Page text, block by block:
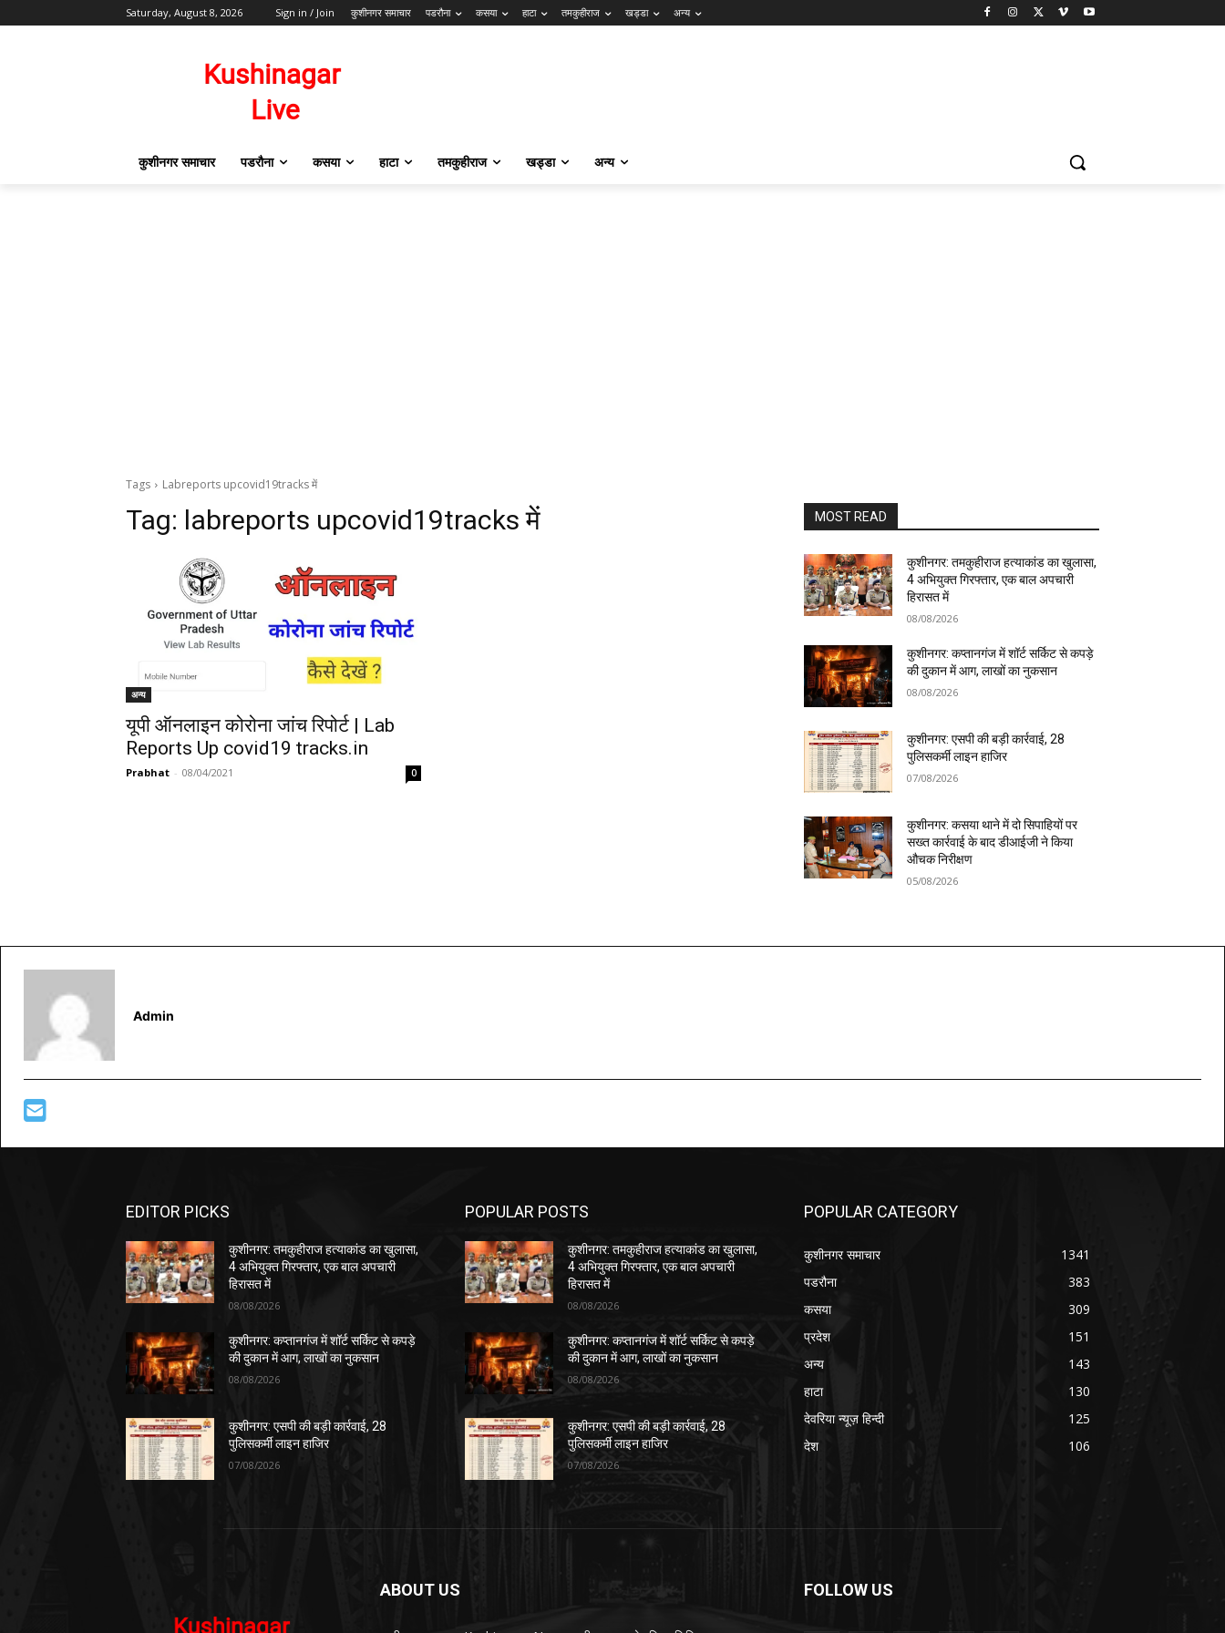
Saturday, August 8, 2026 Sign in / Join कुशीनगर समाचार पडरौना कसया हाटा तमकुहीराज खड्डा अन्य
कुशीनगर समाचार पडरौना कसया हाटा तमकुहीराज खड्डा अन्य
Tags Labreports upcovid19tracks में
Tag: labreports upcovid19tracks में
अन्य
यूपी ऑनलाइन कोरोना जांच रिपोर्ट | Lab
Reports Up covid19 tracks.in
Prabhat - 08/04/2021 0
MOST READ
कुशीनगर: तमकुहीराज हत्याकांड का खुलासा,
4 अभियुक्त गिरफ्तार, एक बाल अपचारी
हिरासत में
08/08/2026
कुशीनगर: कप्तानगंज में शॉर्ट सर्किट से कपड़े
की दुकान में आग, लाखों का नुकसान
08/08/2026
कुशीनगर: एसपी की बड़ी कार्रवाई, 28
पुलिसकर्मी लाइन हाजिर
07/08/2026
कुशीनगर: कसया थाने में दो सिपाहियों पर
सख्त कार्रवाई के बाद डीआईजी ने किया
औचक निरीक्षण
05/08/2026
Admin
EDITOR PICKS
कुशीनगर: तमकुहीराज हत्याकांड का खुलासा,
4 अभियुक्त गिरफ्तार, एक बाल अपचारी
हिरासत में
08/08/2026
कुशीनगर: कप्तानगंज में शॉर्ट सर्किट से कपड़े
की दुकान में आग, लाखों का नुकसान
08/08/2026
कुशीनगर: एसपी की बड़ी कार्रवाई, 28
पुलिसकर्मी लाइन हाजिर
07/08/2026
POPULAR POSTS
कुशीनगर: तमकुहीराज हत्याकांड का खुलासा,
4 अभियुक्त गिरफ्तार, एक बाल अपचारी
हिरासत में
08/08/2026
कुशीनगर: कप्तानगंज में शॉर्ट सर्किट से कपड़े
की दुकान में आग, लाखों का नुकसान
08/08/2026
कुशीनगर: एसपी की बड़ी कार्रवाई, 28
पुलिसकर्मी लाइन हाजिर
07/08/2026
POPULAR CATEGORY
कुशीनगर समाचार
1341
पडरौना
383
कसया
309
प्रदेश
151
अन्य
143
हाटा
130
देवरिया न्यूज़ हिन्दी
125
देश
106
ABOUT US FOLLOW US